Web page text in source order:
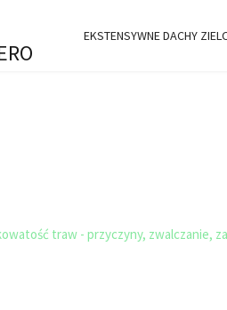
EKSTENSYWNE DACHY
traw - przyczyny, zwalczanie,